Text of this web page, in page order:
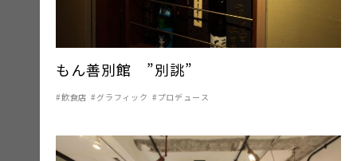
もん善別館 ”別誂”
飲食店 グラフィック プロデュース